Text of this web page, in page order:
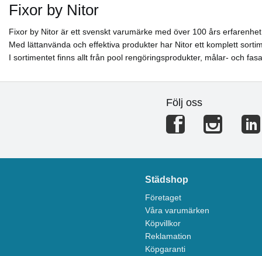
Fixor by Nitor
Fixor by Nitor är ett svenskt varumärke med över 100 års
Med lättanvända och effektiva produkter har Nitor ett komplett
I sortimentet finns allt från pool rengöringsprodukter, målar- och
Följ oss
Städshop
Företaget
Våra varumärken
Köpvillkor
Reklamation
Köpgaranti